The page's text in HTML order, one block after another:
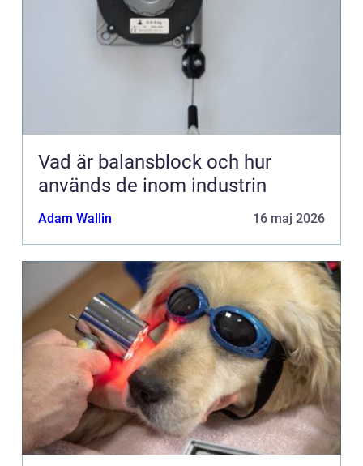
Vad är balansblock och hur
används de inom industrin
Adam Wallin 16 maj 2026